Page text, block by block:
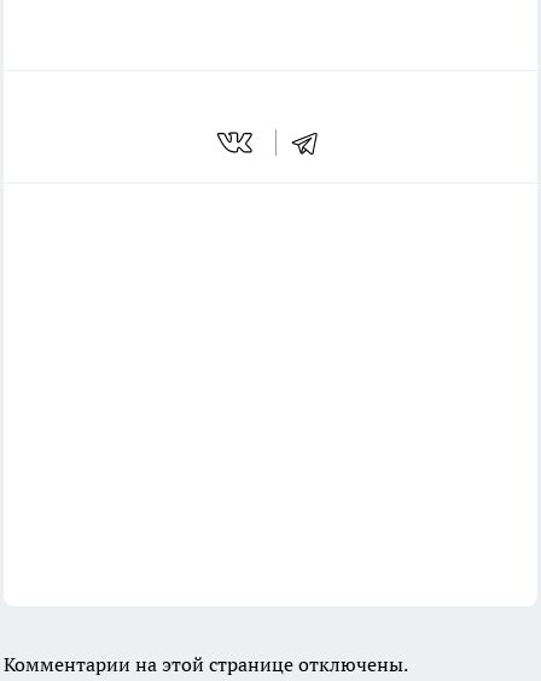
Комментарии на этой странице отключены.